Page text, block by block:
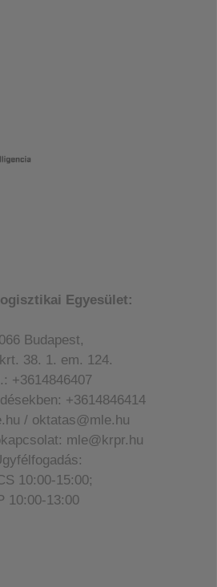
Egyesület:
Budapest,
38. 1. em. 124.
+3614846407
+3614846414
/ oktatas@mle.hu
mle@krpr.hu
10:00-15:00;
10:00-13:00